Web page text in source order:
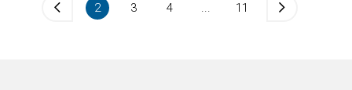
2 3 4 ... 11